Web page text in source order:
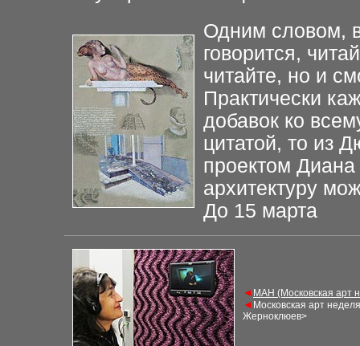
Одним словом,
говорится,
читайте, но и
Практически
добавок ко
цитатой, то из
проектом
архитектуру
До 15 марта
◄ МАН (Московская арт
◄ Московская арт неделя
Жерноклюев>